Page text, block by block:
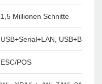
1,5 Millionen Schnitte
USB+Serial+LAN, USB+BT,
ESC/POS